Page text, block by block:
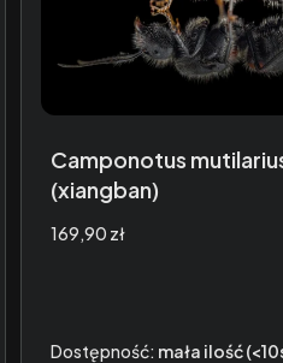
Camponotus
(xiangban)
Cena
169,90 zł
Dostępność: mała ilość